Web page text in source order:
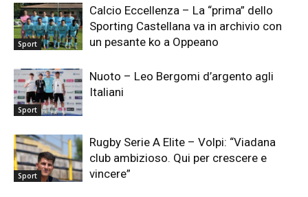
Sport
Calcio Eccellenza – La “prima” dello
Sporting Castellana va in archivio con
un pesante ko a Oppeano
Sport
Nuoto – Leo Bergomi d’argento agli
Italiani
Sport
Rugby Serie A Elite – Volpi: “Viadana
club ambizioso. Qui per crescere e
vincere”